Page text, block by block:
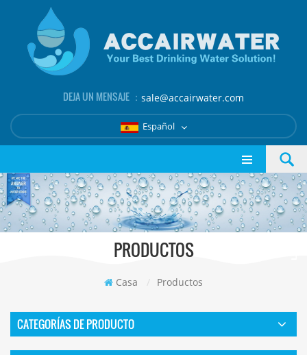
DEJA UN MENSAJE ： sale@accairwater.com
Español
PRODUCTOS
Casa / Productos
CATEGORÍAS DE PRODUCTO